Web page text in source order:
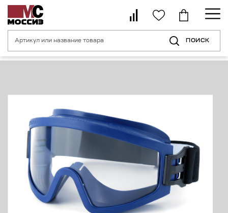
ПОИСК
Главная страница Средства индивидуальной защиты